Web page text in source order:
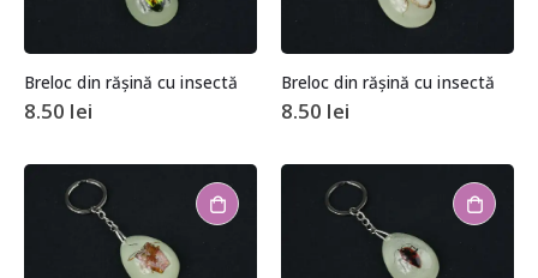
Breloc din rășină cu insectă
8.50 lei
Breloc din rășină cu insectă
8.50 lei